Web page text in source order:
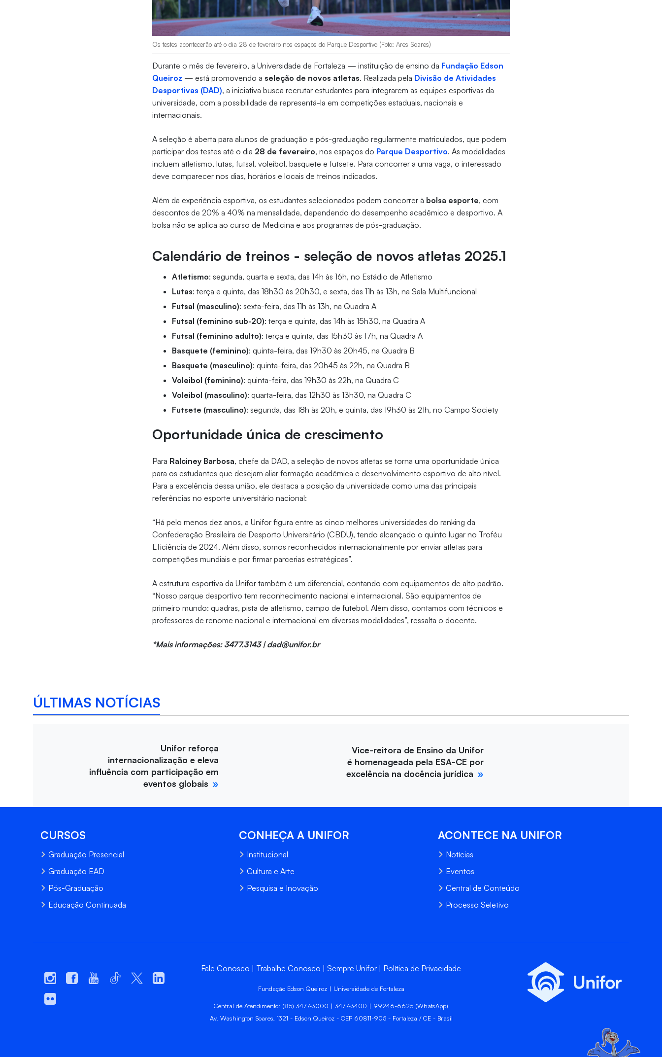
Os testes acontecerão até o dia 28 de fevereiro nos espaços do Parque Desportivo (Foto: Ares Soares)
Durante o mês de fevereiro, a Universidade de Fortaleza — instituição de ensino da Fundação Edson
Queiroz — está promovendo a seleção de novos atletas. Realizada pela Divisão de Atividades
Desportivas (DAD), a iniciativa busca recrutar estudantes para integrarem as equipes esportivas da
universidade, com a possibilidade de representá-la em competições estaduais, nacionais e
internacionais.
A seleção é aberta para alunos de graduação e pós-graduação regularmente matriculados, que podem
participar dos testes até o dia 28 de fevereiro, nos espaços do Parque Desportivo. As modalidades
incluem atletismo, lutas, futsal, voleibol, basquete e futsete. Para concorrer a uma vaga, o interessado
deve comparecer nos dias, horários e locais de treinos indicados.
Além da experiência esportiva, os estudantes selecionados podem concorrer à bolsa esporte, com
descontos de 20% a 40% na mensalidade, dependendo do desempenho acadêmico e desportivo. A
bolsa não se aplica ao curso de Medicina e aos programas de pós-graduação.
Calendário de treinos - seleção de novos atletas 2025.1
Atletismo: segunda, quarta e sexta, das 14h às 16h, no Estádio de Atletismo
Lutas: terça e quinta, das 18h30 às 20h30, e sexta, das 11h às 13h, na Sala Multifuncional
Futsal (masculino): sexta-feira, das 11h às 13h, na Quadra A
Futsal (feminino sub-20): terça e quinta, das 14h às 15h30, na Quadra A
Futsal (feminino adulto): terça e quinta, das 15h30 às 17h, na Quadra A
Basquete (feminino): quinta-feira, das 19h30 às 20h45, na Quadra B
Basquete (masculino): quinta-feira, das 20h45 às 22h, na Quadra B
Voleibol (feminino): quinta-feira, das 19h30 às 22h, na Quadra C
Voleibol (masculino): quarta-feira, das 12h30 às 13h30, na Quadra C
Futsete (masculino): segunda, das 18h às 20h, e quinta, das 19h30 às 21h, no Campo Society
Oportunidade única de crescimento
Para Ralciney Barbosa, chefe da DAD, a seleção de novos atletas se torna uma oportunidade única
para os estudantes que desejam aliar formação acadêmica e desenvolvimento esportivo de alto nível.
Para a excelência dessa união, ele destaca a posição da universidade como uma das principais
referências no esporte universitário nacional:
“Há pelo menos dez anos, a Unifor figura entre as cinco melhores universidades do ranking da
Confederação Brasileira de Desporto Universitário (CBDU), tendo alcançado o quinto lugar no Troféu
Eficiência de 2024. Além disso, somos reconhecidos internacionalmente por enviar atletas para
competições mundiais e por firmar parcerias estratégicas”.
A estrutura esportiva da Unifor também é um diferencial, contando com equipamentos de alto padrão.
“Nosso parque desportivo tem reconhecimento nacional e internacional. São equipamentos de
primeiro mundo: quadras, pista de atletismo, campo de futebol. Além disso, contamos com técnicos e
professores de renome nacional e internacional em diversas modalidades”, ressalta o docente.
*Mais informações: 3477.3143 | dad@unifor.br
ÚLTIMAS NOTÍCIAS
Unifor reforça
internacionalização e eleva
influência com participação em
eventos globais
Vice-reitora de Ensino da Unifor
é homenageada pela ESA-CE por
excelência na docência jurídica
CURSOS
Graduação Presencial
Graduação EAD
Pós-Graduação
Educação Continuada
CONHEÇA A UNIFOR
Institucional
Cultura e Arte
Pesquisa e Inovação
ACONTECE NA UNIFOR
Notícias
Eventos
Central de Conteúdo
Processo Seletivo
Fale Conosco Trabalhe Conosco Sempre Unifor Política de Privacidade
Fundação Edson Queiroz | Universidade de Fortaleza
Central de Atendimento: (85) 3477-3000 | 3477-3400 | 99246-6625 (WhatsApp)
Av. Washington Soares, 1321 - Edson Queiroz - CEP 60811-905 - Fortaleza / CE - Brasil